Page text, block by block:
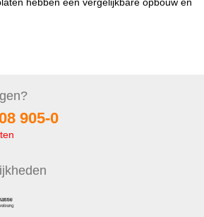
hebben een vergelijkbare opbouw en
905-0